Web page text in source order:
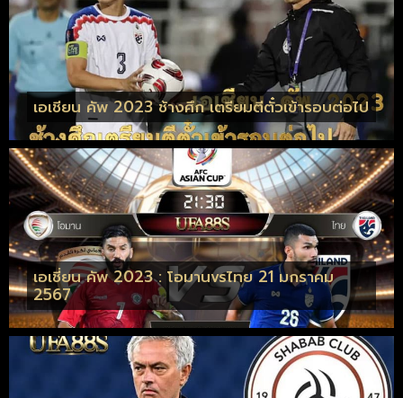
เอเชียน คัพ 2023 ช้างศึก เตรียมตีตั๋วเข้ารอบต่อไป
เอเชี่ยน คัพ 2023 : โอมานvsไทย 21 มกราคม
2567